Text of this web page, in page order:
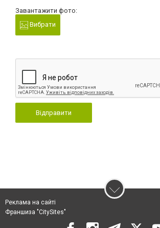
Завантажити фото:
Вибрати
Відправити
Реклама на сайті
Франшиза "CitySites"